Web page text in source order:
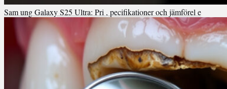
Sam ung Galaxy S25 Ultra: Pri , pecifikationer och jämförel e